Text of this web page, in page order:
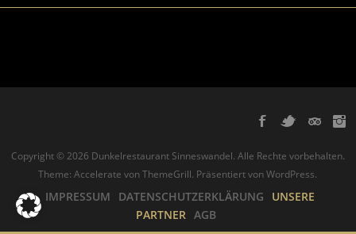
Copyright © 2026 Dunkelrestaurant Sinneswandel. Alle Rechte vorbehalten.
Theme:Accelerate von ThemeGrill. Präsentiert vonWordPress.
IMPRESSUM DATENSCHUTZERKLÄRUNG
UNSERE
PARTNER AGB